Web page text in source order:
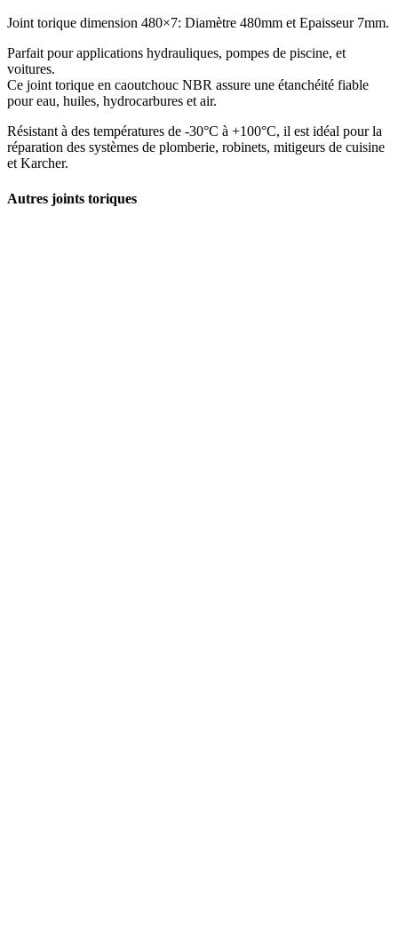
Joint torique dimension 480×7: Diamètre 480mm et Epaisseur 7mm.
Parfait pour applications hydrauliques, pompes de piscine, et
voitures.
Ce joint torique en caoutchouc NBR assure une étanchéité fiable
pour eau, huiles, hydrocarbures et air.
Résistant à des températures de -30°C à +100°C, il est idéal pour la
réparation des systèmes de plomberie, robinets, mitigeurs de cuisine
et Karcher.
Autres joints toriques